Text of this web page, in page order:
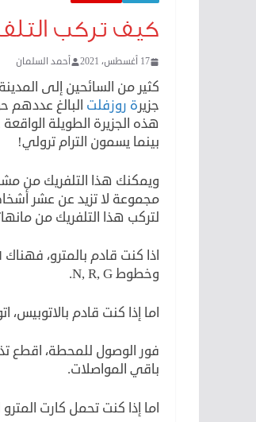
كيف تركب
17 أغسطس، 2021 أحمد السلمان
كثير من السائحين إلى
جزيرة روزفلت البالغ عددهم حوالي ١١ الف شخص يركب أغلبهم
هذه الجزيرة الطويلة
بينما يسمون الترام ترولي!
ويمكنك هذا التلفريك من
مجموعة لا تزيد عن عشر
لتركب هذا التلفريك من مانهاتن عليك التوجه
وخطوط N, R, G.
اما إذا كنت قادم بالاتوبيس، اتوبيس ٥٧ واتوبيس ٥٠
باقي المواصلات.
اما إذا كنت تحمل كارت